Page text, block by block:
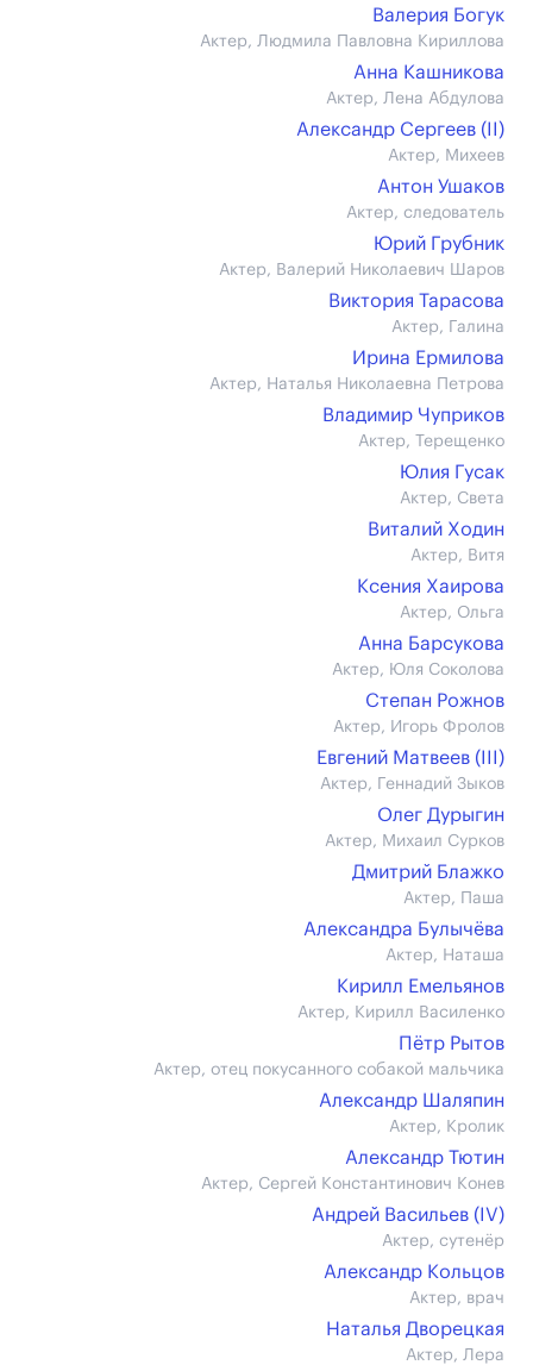
Валерия Богук
Актер, Людмила Павловна Кириллова
Анна Кашникова
Актер, Лена Абдулова
Александр Сергеев (II)
Актер, Михеев
Антон Ушаков
Актер, следователь
Юрий Грубник
Актер, Валерий Николаевич Шаров
Виктория Тарасова
Актер, Галина
Ирина Ермилова
Актер, Наталья Николаевна Петрова
Владимир Чуприков
Актер, Терещенко
Юлия Гусак
Актер, Света
Виталий Ходин
Актер, Витя
Ксения Хаирова
Актер, Ольга
Анна Барсукова
Актер, Юля Соколова
Степан Рожнов
Актер, Игорь Фролов
Евгений Матвеев (III)
Актер, Геннадий Зыков
Олег Дурыгин
Актер, Михаил Сурков
Дмитрий Блажко
Актер, Паша
Александра Булычёва
Актер, Наташа
Кирилл Емельянов
Актер, Кирилл Василенко
Пётр Рытов
Актер, отец покусанного собакой мальчика
Александр Шаляпин
Актер, Кролик
Александр Тютин
Актер, Сергей Константинович Конев
Андрей Васильев (IV)
Актер, сутенёр
Александр Кольцов
Актер, врач
Наталья Дворецкая
Актер, Лера